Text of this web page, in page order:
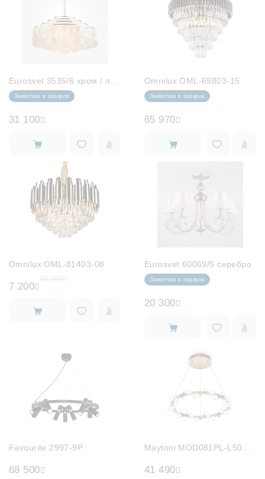
Лампочки в подарок
31 100
Omnilux OML-69803-15
Лампочки в подарок
65 970
Omnilux OML-81403-08
10 200
7 200
Eurosvet 60069/5 серебро
Лампочки в подарок
20 300
Favourite 2997-9P
68 500 41 490